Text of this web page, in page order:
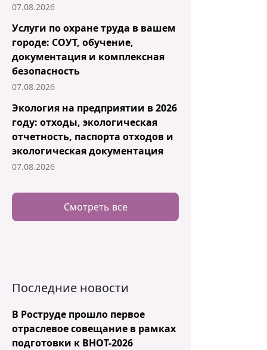
07.08.2026
Услуги по охране труда в вашем
городе: СОУТ, обучение,
документация и комплексная
безопасность
07.08.2026
Экология на предприятии в 2026
году: отходы, экологическая
отчетность, паспорта отходов и
экологическая документация
07.08.2026
Смотреть все
Последние новости
В Роструде прошло первое
отраслевое совещание в рамках
подготовки к ВНОТ-2026